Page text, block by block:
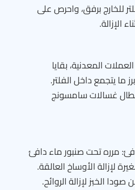
للخارج برفق، واحرص على
الإزالة.
المعدنية، بقايا
ما يتجمع داخل الفلتر.
غسالات سامسونج
مرره تحت صنبور ماء دافئ
لإزالة الأوساخ العالقة.
الخبز لإزالة الروائح.